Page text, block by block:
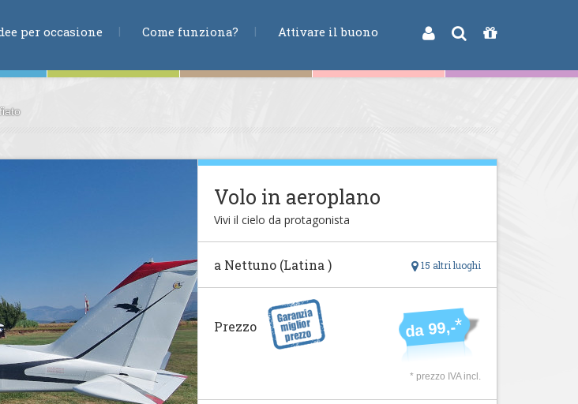
per occasione Come funziona? Attivare il buono
Volo in aeroplano
Vivi il cielo da protagonista
15 altri luoghi
a Nettuno (Latina )
da 99,-*
Prezzo
* prezzo IVA incl.